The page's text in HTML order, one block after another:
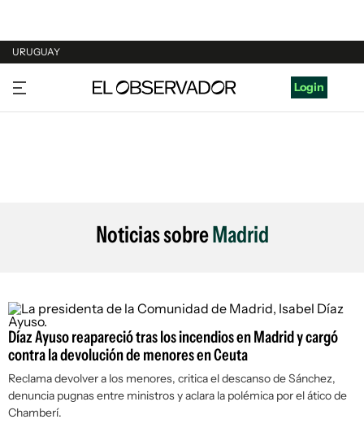
URUGUAY
URUGUAY
ARGENTINA
Login
Noticias sobreMadrid
Díaz Ayuso reapareció tras los incendios en Madrid y cargó
contra la devolución de menores en Ceuta
Reclama devolver a los menores, critica el descanso de Sánchez,
denuncia pugnas entre ministros y aclara la polémica por el ático de
Chamberí.